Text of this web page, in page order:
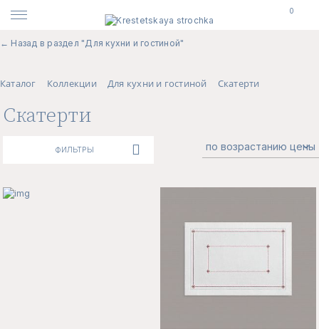
0
← Назад в раздел "Для кухни и гостиной"
Каталог Коллекции Для кухни и гостиной Скатерти
Скатерти
ФИЛЬТРЫ